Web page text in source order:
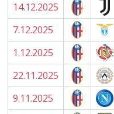
14.12.2025
7.12.2025
1.12.2025
22.11.2025
9.11.2025